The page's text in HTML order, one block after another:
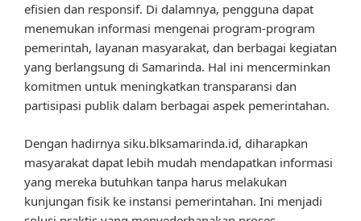
efisien dan responsif. Di dalamnya, pengguna dapat
menemukan informasi mengenai program-program
pemerintah, layanan masyarakat, dan berbagai kegiatan
yang berlangsung di Samarinda. Hal ini mencerminkan
komitmen untuk meningkatkan transparansi dan
partisipasi publik dalam berbagai aspek pemerintahan.
Dengan hadirnya siku.blksamarinda.id, diharapkan
masyarakat dapat lebih mudah mendapatkan informasi
yang mereka butuhkan tanpa harus melakukan
kunjungan fisik ke instansi pemerintahan. Ini menjadi